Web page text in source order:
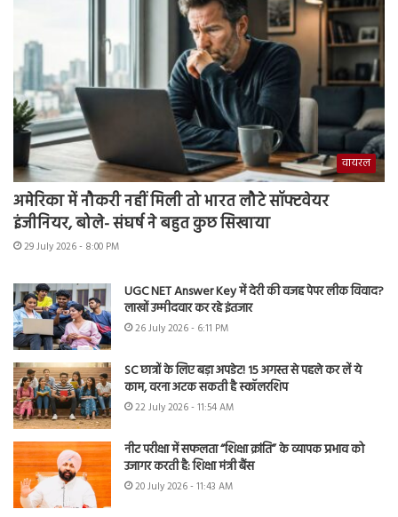
वायरल
अमेरिका में नौकरी नहीं मिली तो भारत लौटे सॉफ्टवेयर
इंजीनियर, बोले- संघर्ष ने बहुत कुछ सिखाया
29 July 2026 - 8:00 PM
UGC NET Answer Key में देरी की वजह पेपर लीक विवाद?
लाखों उम्मीदवार कर रहे इंतजार
26 July 2026 - 6:11 PM
SC छात्रों के लिए बड़ा अपडेट! 15 अगस्त से पहले कर लें ये
काम, वरना अटक सकती है स्कॉलरशिप
22 July 2026 - 11:54 AM
नीट परीक्षा में सफलता “शिक्षा क्रांति” के व्यापक प्रभाव को
उजागर करती है: शिक्षा मंत्री बैंस
20 July 2026 - 11:43 AM